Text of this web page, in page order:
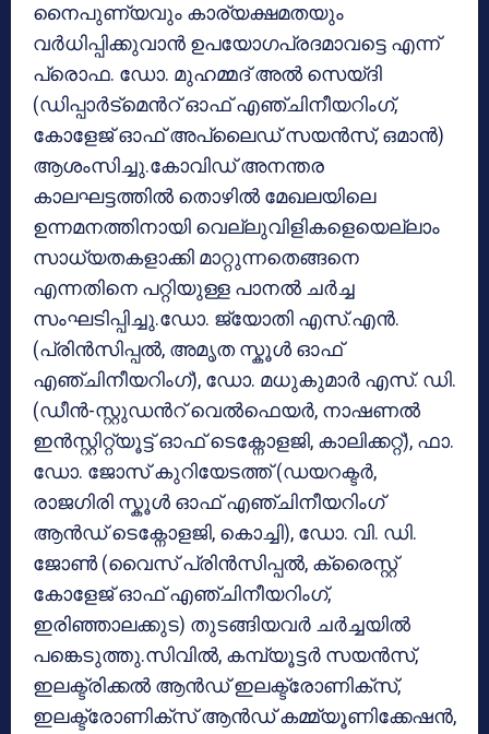
നൈപുണ്യവും കാര്യക്ഷമതയും
വർധിപ്പിക്കുവാൻ ഉപയോഗപ്രദമാവട്ടെ എന്ന്
പ്രൊഫ. ഡോ. മുഹമ്മദ് അൽ സെയ്‌ദി
(ഡിപ്പാർട്മെൻറ് ഓഫ് എഞ്ചിനീയറിംഗ്,
കോളേജ് ഓഫ് അപ്ലൈഡ് സയൻസ്, ഒമാൻ)
ആശംസിച്ചു.കോവിഡ് അനന്തര
കാലഘട്ടത്തിൽ തൊഴിൽ മേഖലയിലെ
ഉന്നമനത്തിനായി വെല്ലുവിളികളെയെല്ലാം
സാധ്യതകളാക്കി മാറ്റുന്നതെങ്ങനെ
എന്നതിനെ പറ്റിയുള്ള പാനൽ ചർച്ച
സംഘടിപ്പിച്ചു.ഡോ. ജ്യോതി എസ്.എൻ.
(പ്രിൻസിപ്പൽ, അമൃത സ്കൂൾ ഓഫ്
എഞ്ചിനീയറിംഗ്), ഡോ. മധുകുമാർ എസ്. ഡി.
(ഡീൻ-സ്റ്റുഡൻറ് വെൽഫെയർ, നാഷണൽ
ഇൻസ്റ്റിറ്റ്യൂട്ട് ഓഫ് ടെക്നോളജി, കാലിക്കറ്റ്), ഫാ.
ഡോ. ജോസ് കുറിയേടത്ത് (ഡയറക്ടർ,
രാജഗിരി സ്കൂൾ ഓഫ് എഞ്ചിനീയറിംഗ്
ആൻഡ് ടെക്നോളജി, കൊച്ചി), ഡോ. വി. ഡി.
ജോൺ (വൈസ് പ്രിൻസിപ്പൽ, ക്രൈസ്റ്റ്
കോളേജ് ഓഫ് എഞ്ചിനീയറിംഗ്,
ഇരിഞ്ഞാലക്കുട) തുടങ്ങിയവർ ചർച്ചയിൽ
പങ്കെടുത്തു.സിവിൽ, കമ്പ്യൂട്ടർ സയൻസ്,
ഇലക്ട്രിക്കൽ ആൻഡ് ഇലക്ട്രോണിക്സ്,
ഇലക്ട്രോണിക്സ് ആൻഡ് കമ്മ്യൂണിക്കേഷൻ,